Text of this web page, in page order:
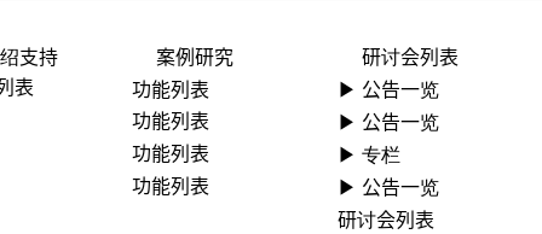
支持
表
案例研究
功能列表
功能列表
功能列表
功能列表
研讨会列表
▶ ︎公告一览
▶ ︎公告一览
▶ 专栏
▶ ︎公告一览
研讨会列表